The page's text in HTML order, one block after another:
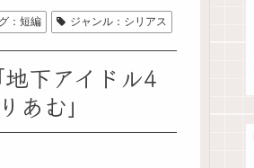
：短編 ジャンル：シリアス
下アイドル4
む」